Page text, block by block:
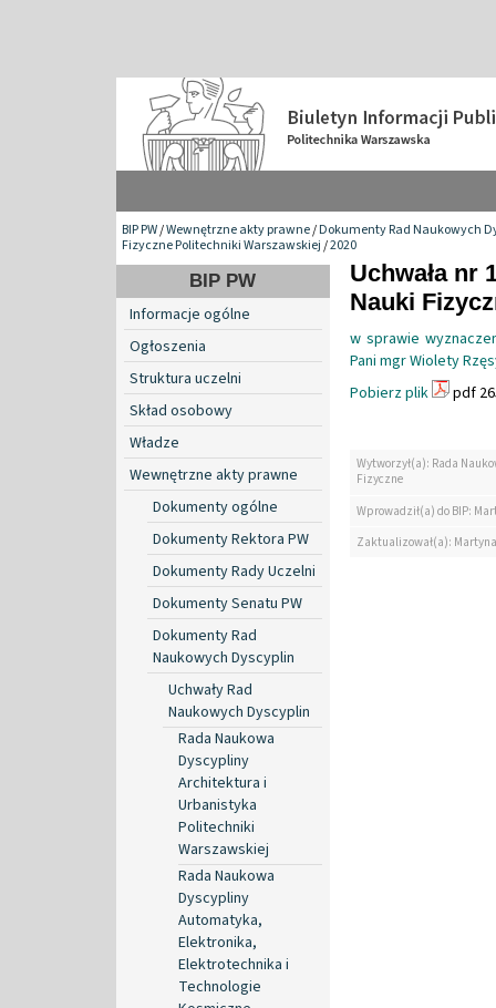
BIP PW/Wewnętrzne akty prawne/Dokumenty Rad Naukowych
Fizyczne Politechniki Warszawskiej/2020
BIP PW
Informacje ogólne
Ogłoszenia
Struktura uczelni
Skład osobowy
Władze
Wewnętrzne akty prawne
Dokumenty ogólne
Dokumenty Rektora PW
Dokumenty Rady Uczelni
Dokumenty Senatu PW
Dokumenty Rad
Naukowych Dyscyplin
Uchwały Rad
Naukowych Dyscyplin
Rada Naukowa
Dyscypliny
Architektura i
Urbanistyka
Politechniki
Warszawskiej
Rada Naukowa
Dyscypliny
Automatyka,
Elektronika,
Elektrotechnika i
Technologie
Uchwała nr
Nauki
w sprawie
Pani mgr Wiolety
Pobierz plik
pdf
Wytworzył(a): Rada
Fizyczne
Wprowadził(a) do BIP:
Zaktualizował(a):